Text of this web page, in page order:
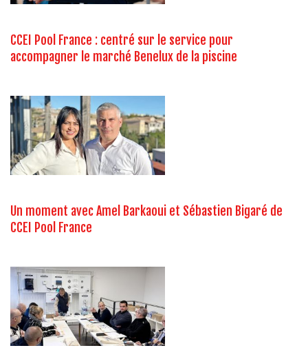
CCEI Pool France : centré sur le service pour
accompagner le marché Benelux de la piscine
Un moment avec Amel Barkaoui et Sébastien Bigaré de
CCEI Pool France